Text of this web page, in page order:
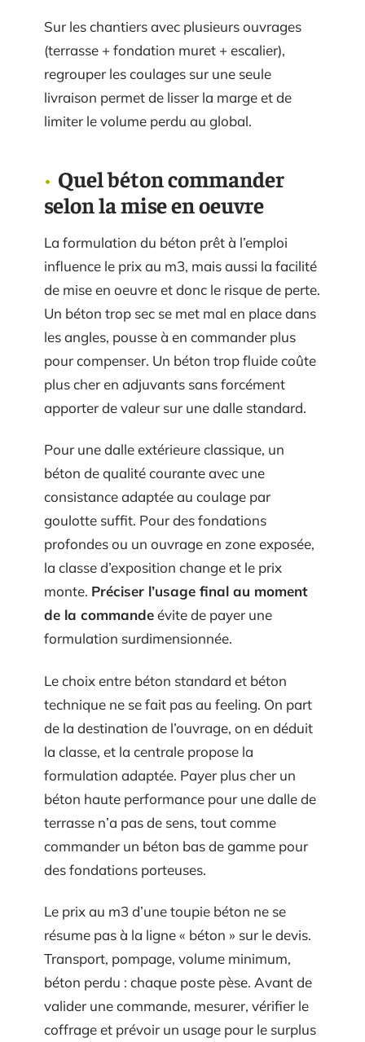
Sur les chantiers avec plusieurs ouvrages
(terrasse + fondation muret + escalier),
regrouper les coulages sur une seule
livraison permet de lisser la marge et de
limiter le volume perdu au global.
Quel béton commander
selon la mise en oeuvre
La formulation du béton prêt à l’emploi
influence le prix au m3, mais aussi la facilité
de mise en oeuvre et donc le risque de perte.
Un béton trop sec se met mal en place dans
les angles, pousse à en commander plus
pour compenser. Un béton trop fluide coûte
plus cher en adjuvants sans forcément
apporter de valeur sur une dalle standard.
Pour une dalle extérieure classique, un
béton de qualité courante avec une
consistance adaptée au coulage par
goulotte suffit. Pour des fondations
profondes ou un ouvrage en zone exposée,
la classe d’exposition change et le prix
monte. Préciser l’usage final au moment
de la commandeévite de payer une
formulation surdimensionnée.
Le choix entre béton standard et béton
technique ne se fait pas au feeling. On part
de la destination de l’ouvrage, on en déduit
la classe, et la centrale propose la
formulation adaptée. Payer plus cher un
béton haute performance pour une dalle de
terrasse n’a pas de sens, tout comme
commander un béton bas de gamme pour
des fondations porteuses.
Le prix au m3 d’une toupie béton ne se
résume pas à la ligne « béton » sur le devis.
Transport, pompage, volume minimum,
béton perdu : chaque poste pèse. Avant de
valider une commande, mesurer, vérifier le
coffrage et prévoir un usage pour le surplus